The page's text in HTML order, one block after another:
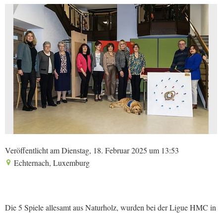
Veröffentlicht am Dienstag, 18. Februar 2025 um 13:53
Echternach, Luxemburg
Die 5 Spiele allesamt aus Naturholz, wurden bei der Ligue HMC in